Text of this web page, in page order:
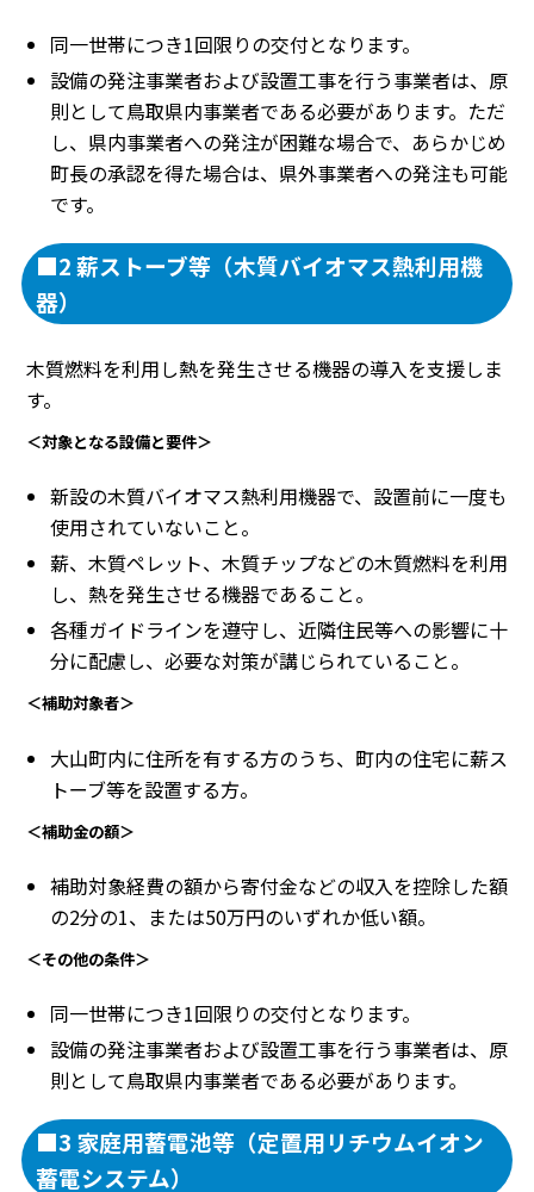
同一世帯につき1回限りの交付となります。
設備の発注事業者および設置工事を行う事業者は、原
則として鳥取県内事業者である必要があります。ただ
し、県内事業者への発注が困難な場合で、あらかじめ
町長の承認を得た場合は、県外事業者への発注も可能
です。
■2 薪ストーブ等（木質バイオマス熱利用機
器）
木質燃料を利用し熱を発生させる機器の導入を支援しま
す。
＜対象となる設備と要件＞
新設の木質バイオマス熱利用機器で、設置前に一度も
使用されていないこと。
薪、木質ペレット、木質チップなどの木質燃料を利用
し、熱を発生させる機器であること。
各種ガイドラインを遵守し、近隣住民等への影響に十
分に配慮し、必要な対策が講じられていること。
＜補助対象者＞
大山町内に住所を有する方のうち、町内の住宅に薪ス
トーブ等を設置する方。
＜補助金の額＞
補助対象経費の額から寄付金などの収入を控除した額
の2分の1、または50万円のいずれか低い額。
＜その他の条件＞
同一世帯につき1回限りの交付となります。
設備の発注事業者および設置工事を行う事業者は、原
則として鳥取県内事業者である必要があります。
■3 家庭用蓄電池等（定置用リチウムイオン
蓄電システム）